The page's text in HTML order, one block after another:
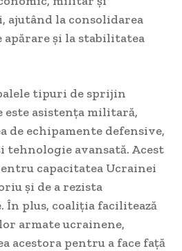
ajutând la consolidarea
apărare și la stabilitatea
tipuri de sprijin
este asistența militară,
de echipamente defensive,
avansată. Acest
capacitatea Ucrainei
și de a rezista
plus, coaliția facilitează
armate ucrainene,
acestora pentru a face față